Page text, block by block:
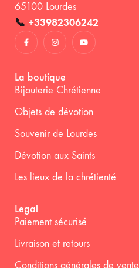
65100 Lourdes
📞 +33982306242
La boutique
Bijouterie Chrétienne
Objets de dévotion
Souvenir de Lourdes
Dévotion aux Saints
Les lieux de la chrétienté
Legal
Paiement sécurisé
Livraison et retours
Conditions générales de vente